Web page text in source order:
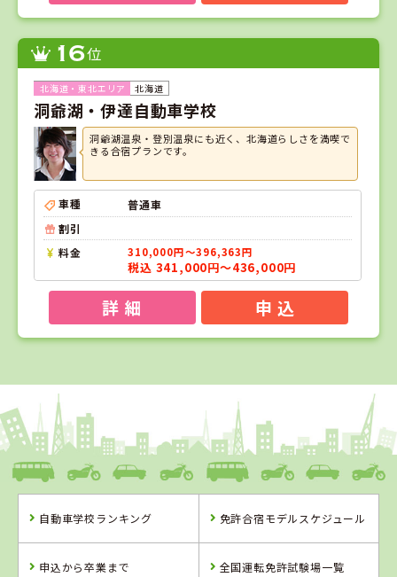
16位
北海道
洞爺湖・伊達自動車学校
洞爺湖温泉・登別温泉にも近く、北海道らしさを満喫で
きる合宿プランです。
車種
普通車
割引
料金
310,000円～396,363円
税込 341,000円～436,000円
詳 細 申 込
米沢ドライビングスクール
山形県
米沢ドライビン
グスクール
山形県
山形・県南自動
車学校
福島県
タイヘイドライ
バーズスクール
自動車学校ランキング 免許合宿モデルスケジュール
申込から卒業まで 全国運転免許試験場一覧